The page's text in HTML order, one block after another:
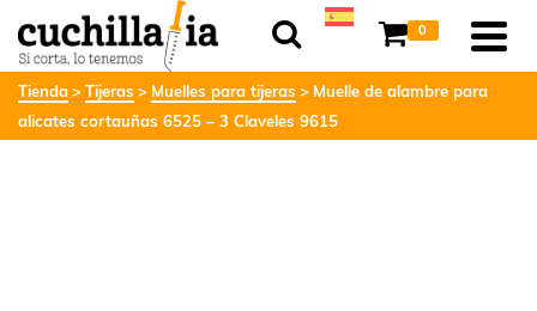
0
Tienda Tijeras Muelles para tijeras
Muelle de alambre para
alicates cortauñas 6525 – 3 Claveles 9615